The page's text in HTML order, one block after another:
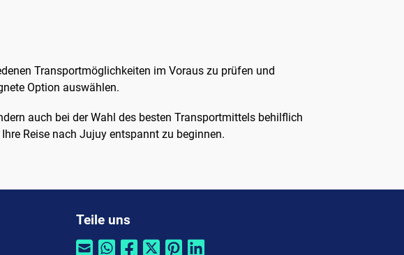
Transportmöglichkeiten im Voraus zu prüfen und
Option auswählen.
auch bei der Wahl des besten Transportmittels behilflich
Reise nach Jujuy entspannt zu beginnen.
Teile uns